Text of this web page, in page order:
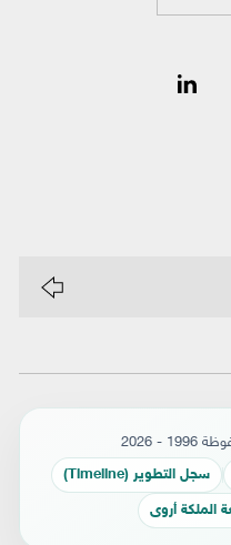
2026
سجل التطوير (Timeline)
الملكة أروى